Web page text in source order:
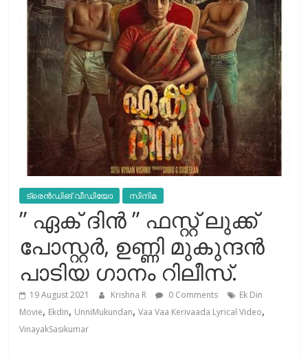
ട്രെൻഡിങ് വീഡിയോ സിനിമ
” ഏക് ദിൻ ” ഫസ്റ്റ് ലുക്ക്
പോസ്റ്റർ, ഉണ്ണി മുകുന്ദൻ
പാടിയ ഗാനം റിലീസ്.
19 August 2021 Krishna R 0 Comments
Ek Din
Movie, Ekdin, UnniMukundan,Vaa Vaa Kerivaada Lyrical Video,
VinayakSasikumar